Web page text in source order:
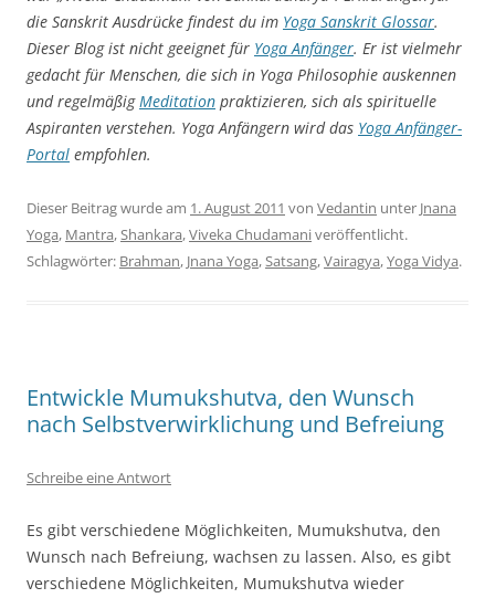
die Sanskrit Ausdrücke findest du im Yoga Sanskrit Glossar.
Dieser Blog ist nicht geeignet für Yoga Anfänger. Er ist vielmehr
gedacht für Menschen, die sich in Yoga Philosophie auskennen
und regelmäßigMeditation praktizieren, sich als spirituelle
Aspiranten verstehen. Yoga Anfängern wird das Yoga Anfänger-
Portal empfohlen.
Dieser Beitrag wurde am 1. August 2011 von Vedantin unter Jnana
Yoga, Mantra,Shankara,Viveka Chudamaniveröffentlicht.
Schlagwörter: Brahman, Jnana Yoga,Satsang,Vairagya,Yoga Vidya.
Entwickle Mumukshutva, den Wunsch
nach Selbstverwirklichung und Befreiung
Schreibe eine Antwort
Es gibt verschiedene Möglichkeiten, Mumukshutva, den
Wunsch nach Befreiung, wachsen zu lassen. Also, es gibt
verschiedene Möglichkeiten, Mumukshutva wieder